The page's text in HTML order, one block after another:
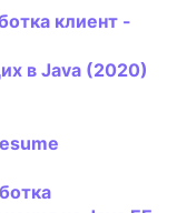
клиент -
в Java (2020)